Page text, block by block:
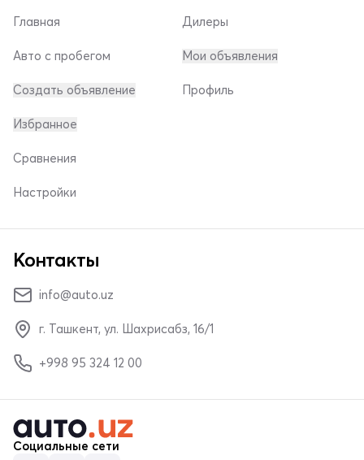
Главная
Авто с пробегом
Создать объявление
Дилеры
Мои объявления
Профиль
Избранное
Сравнения
Настройки
Контакты
info@auto.uz
г. Ташкент, ул. Шахрисабз, 16/1
+998 95 324 12 00
Социальные сети